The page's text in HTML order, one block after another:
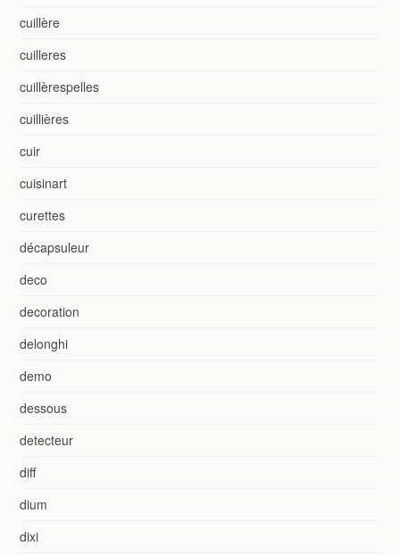
cuillère
cuilleres
cuillèrespelles
cuillières
cuir
cuisinart
curettes
décapsuleur
deco
decoration
delonghi
demo
dessous
detecteur
diff
dium
dixi